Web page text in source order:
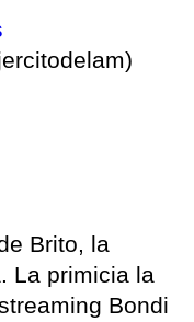
Brito, la
La primicia la
Bondi